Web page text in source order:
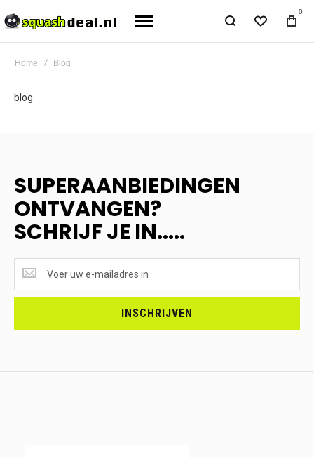
0
Home Blog
blog
SUPERAANBIEDINGEN
ONTVANGEN?
SCHRIJF JE IN.....
ONTVANGEN?
<br>SCHRIJF
INSCHRIJVEN